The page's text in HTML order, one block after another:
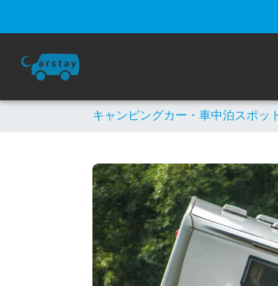
キャンピングカー・車中泊スポッ